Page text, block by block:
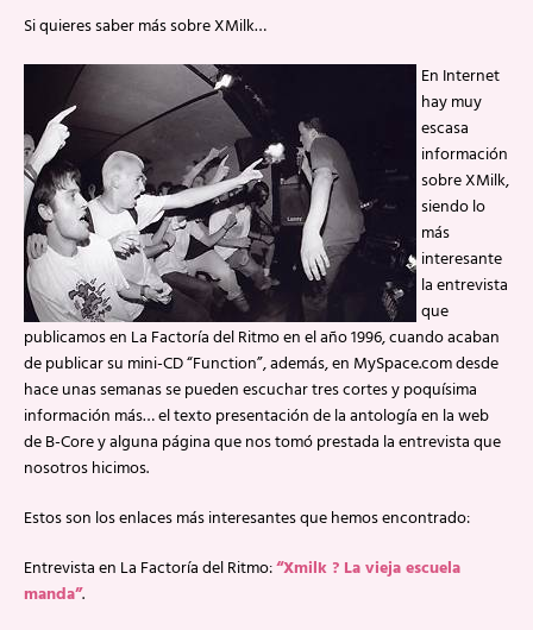
Si quieres saber más sobre XMilk…
En Internet
hay muy
escasa
información
sobre XMilk,
siendo lo
más
interesante
la entrevista
que
publicamos en La Factoría del Ritmo en el año 1996, cuando acaban
de publicar su mini-CD “Function”, además, en MySpace.com desde
hace unas semanas se pueden escuchar tres cortes y poquísima
información más… el texto presentación de la antología en la web
de B-Core y alguna página que nos tomó prestada la entrevista que
nosotros hicimos.
Estos son los enlaces más interesantes que hemos encontrado:
Entrevista en La Factoría del Ritmo:“Xmilk ? La vieja escuela
manda”.